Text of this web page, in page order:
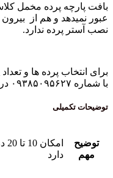
پرده مخمل کلاسیک
و هم از بیرون به داخل
ندارد.
پرده ها و تعداد پنل ها اگر
امکان 10 تا
دارد